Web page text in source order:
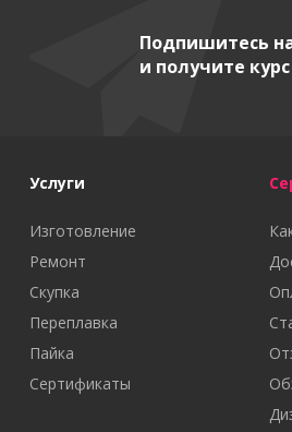
Подпишитесь
и получите
Услуги
Изготовление
Ремонт
Скупка
Переплавка
Пайка
Сертификаты